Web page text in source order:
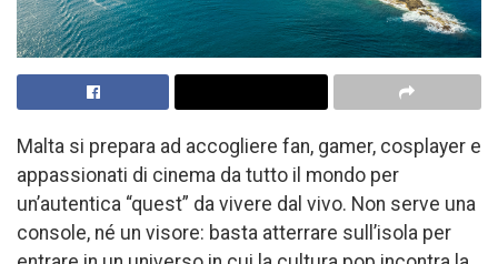
Malta si prepara ad accogliere fan, gamer, cosplayer e
appassionati di cinema da tutto il mondo per
un’autentica “quest” da vivere dal vivo. Non serve una
console, né un visore: basta atterrare sull’isola per